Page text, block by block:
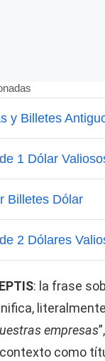
: la frase
empresas
como